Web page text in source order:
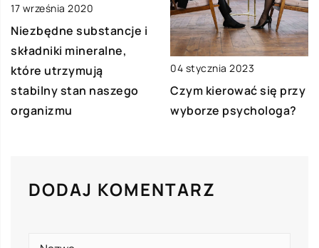
17 września 2020
Niezbędne substancje i
składniki mineralne,
które utrzymują
stabilny stan naszego
organizmu
04 stycznia 2023
Czym kierować się przy
wyborze psychologa?
DODAJ KOMENTARZ